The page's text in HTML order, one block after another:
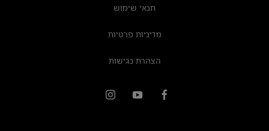
תנאי שימוש
מדיניות פרטיות
הצהרת נגישות